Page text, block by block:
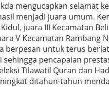
mengucapkan selamat
menjadi juara umum.
juara III Kecamatan
V Kecamatan Rambang
berpesan untuk terus
pencapaian
Tilawatil Quran dan
ditahun-tahun